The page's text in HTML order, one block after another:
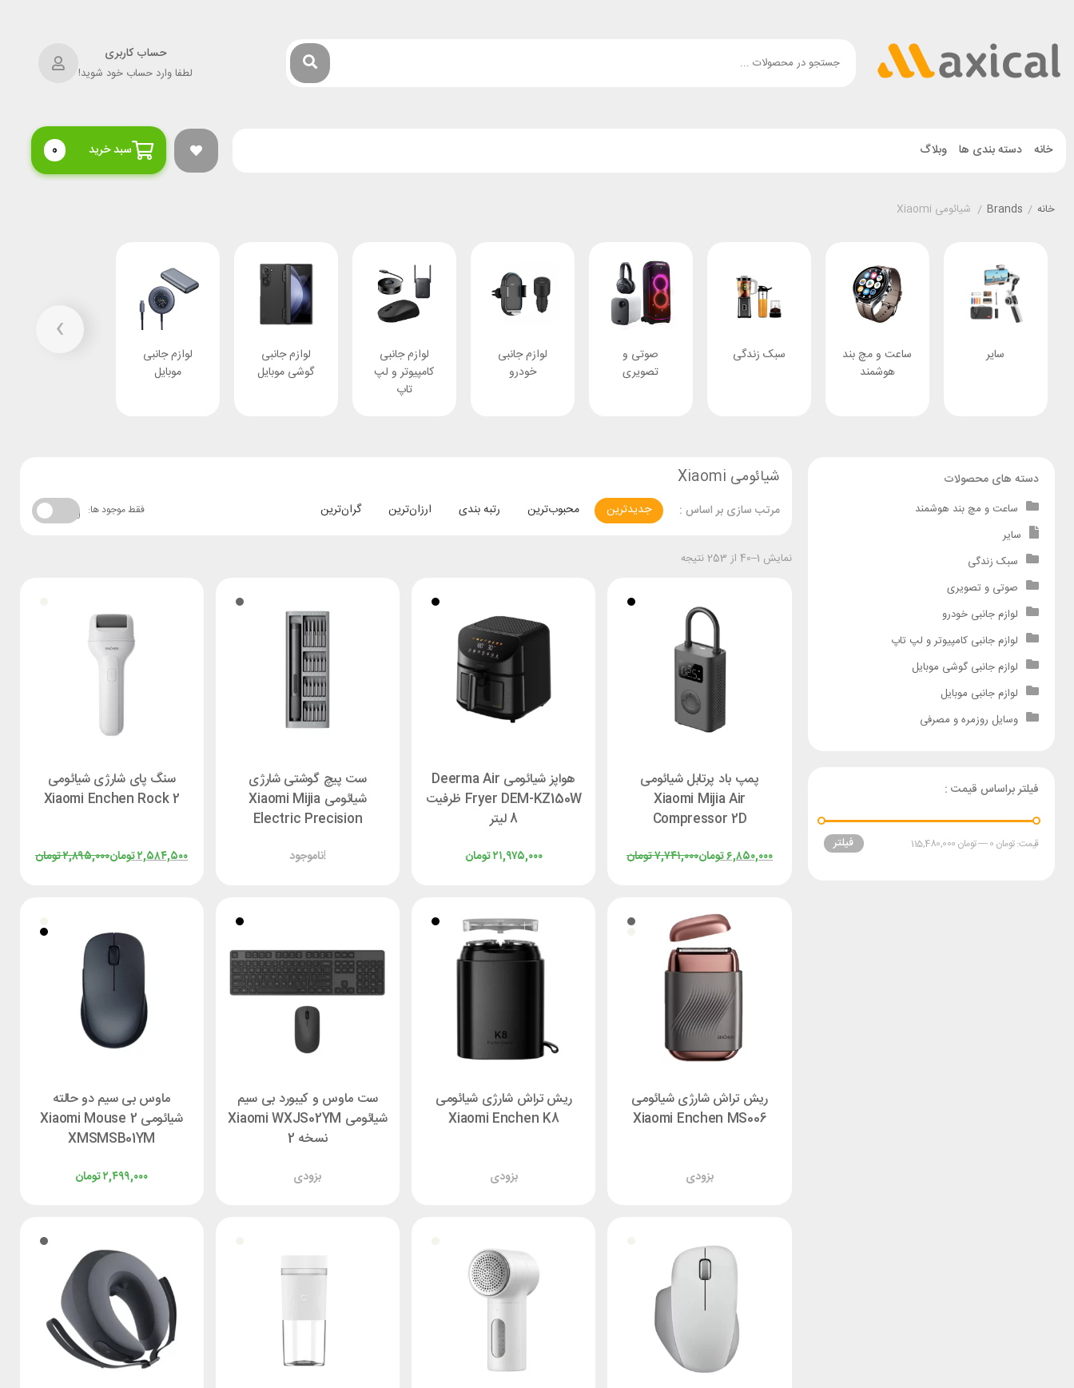
حساب کاربری
لطفا وارد حساب خود شوید!
خانه دسته بندی ها وبلاگ سبد خرید 0
خانه /
Brands
/ شیائومی Xiaomi
سایر
ساعت و مچ بند
هوشمند
سبک زندگی
صوتی و
تصویری
لوازم جانبی
خودرو
لوازم جانبی
کامپیوتر و لپ
تاپ
لوازم جانبی
گوشی موبایل
لوازم جانبی
موبایل
›
شیائومی Xiaomi
مرتب سازی بر اساس : جدیدترین محبوب‌ترین رتبه بندی ارزان‌ترین گران‌ترین فقط موجود ها:
نمایش 1–40 از 253 نتیجه
پمپ باد پرتابل شیائومی
Xiaomi Mijia Air
Compressor 2D
تومان۷,۷۴۱,۰۰۰تومان۶,۸۵۰,۰۰۰
هواپز شیائومی Deerma Air
Fryer DEM-KZ150W ظرفیت
8 لیتر
تومان۲۱,۹۷۵,۰۰۰
ست پیچ گوشتی شارژی
شیائومی Xiaomi Mijia
Electric Precision
ناموجود!
سنگ پای شارژی شیائومی
Xiaomi Enchen Rock 2
تومان۲,۸۹۵,۰۰۰تومان۲,۵۸۴,۵۰۰
ریش تراش شارژی شیائومی
Xiaomi Enchen MS006
بزودی
ریش تراش شارژی شیائومی
Xiaomi Enchen K8
بزودی
ست ماوس و کیبورد بی سیم
شیائومی Xiaomi WXJS02YM
نسخه 2
بزودی
ماوس بی سیم دو حالته
شیائومی Xiaomi Mouse 2
XMSMSB01YM
تومان۲,۴۹۹,۰۰۰
دسته های محصولات
ساعت و مچ بند هوشمند
سایر
سبک زندگی
صوتی و تصویری
لوازم جانبی خودرو
لوازم جانبی کامپیوتر و لپ تاپ
لوازم جانبی گوشی موبایل
لوازم جانبی موبایل
وسایل روزمره و مصرفی
فیلتر براساس قیمت :
فیلتر قیمت:تومان 0 —تومان 115,480,000